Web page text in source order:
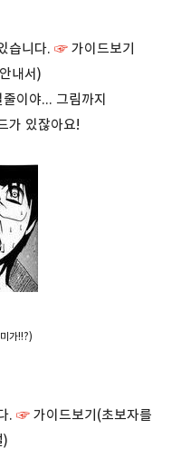
습니다. ☞ 가이드보기
내서)
이야... 그림까지
가 있잖아요!
가!!?)
. ☞ 가이드보기(초보자를
)